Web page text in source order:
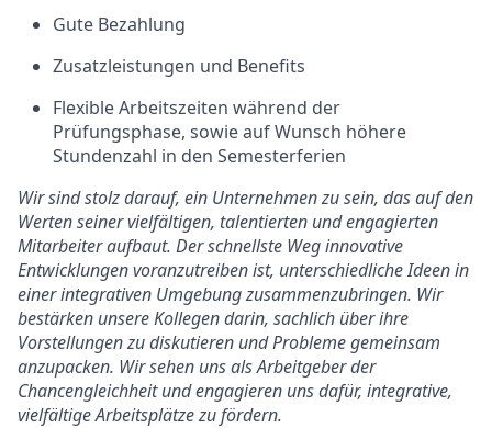
Gute Bezahlung
Zusatzleistungen und Benefits
Flexible Arbeitszeiten während der
Prüfungsphase, sowie auf Wunsch höhere
Stundenzahl in den Semesterferien
Wir sind stolz darauf, ein Unternehmen zu sein, das auf den
Werten seiner vielfältigen, talentierten und engagierten
Mitarbeiter aufbaut. Der schnellste Weg innovative
Entwicklungen voranzutreiben ist, unterschiedliche Ideen in
einer integrativen Umgebung zusammenzubringen. Wir
bestärken unsere Kollegen darin, sachlich über ihre
Vorstellungen zu diskutieren und Probleme gemeinsam
anzupacken. Wir sehen uns als Arbeitgeber der
Chancengleichheit und engagieren uns dafür, integrative,
vielfältige Arbeitsplätze zu fördern.